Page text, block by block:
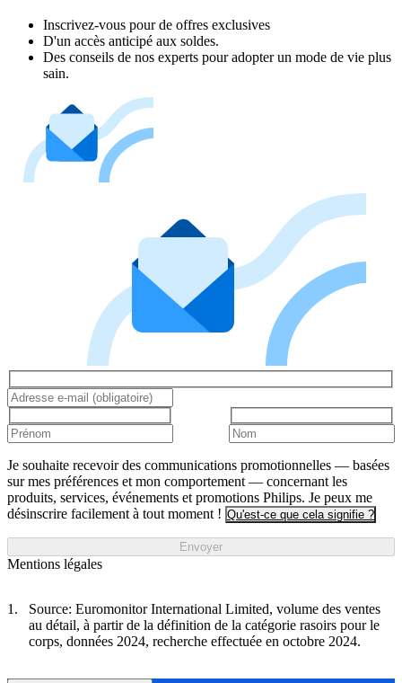
Inscrivez‑vous pour de offres exclusives
D'un accès anticipé aux soldes.
Des conseils de nos experts pour adopter un mode de vie plus
sain.
Je souhaite recevoir des communications promotionnelles — basées
sur mes préférences et mon comportement — concernant les
produits, services, événements et promotions Philips. Je peux me
désinscrire facilement à tout moment ! Qu'est-ce que cela signifie ?
Envoyer
Mentions légales
Source: Euromonitor International Limited, volume des ventes
au détail, à partir de la définition de la catégorie rasoirs pour le
corps, données 2024, recherche effectuée en octobre 2024.